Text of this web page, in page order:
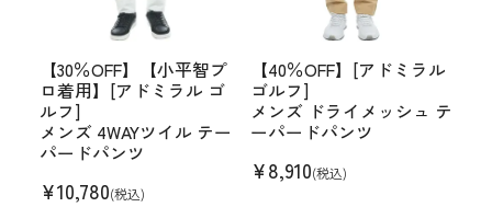
【30％OFF】【小平智プ
ロ着用】[アドミラル ゴ
ルフ]
メンズ 4WAYツイル テー
パードパンツ
¥10,780(税込)
【40％OFF】[アドミラル
ゴルフ]
メンズ ドライメッシュ テ
ーパードパンツ
¥8,910(税込)